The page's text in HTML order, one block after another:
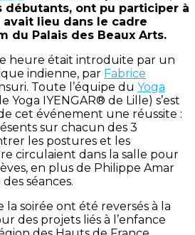
débutants, ont pu participer à
lieu dans le cadre
du Palais des Beaux Arts.
heure était introduite par un
indienne, par Fabrice
Toute l’équipe du Yoga
Yoga IYENGAR® de Lille) s’est
cet événement une réussite :
sur chacun des 3
les postures et les
circulaient dans la salle pour
en plus de Philippe Amar
séances.
la soirée ont été reversés à la
des projets liés à l’enfance